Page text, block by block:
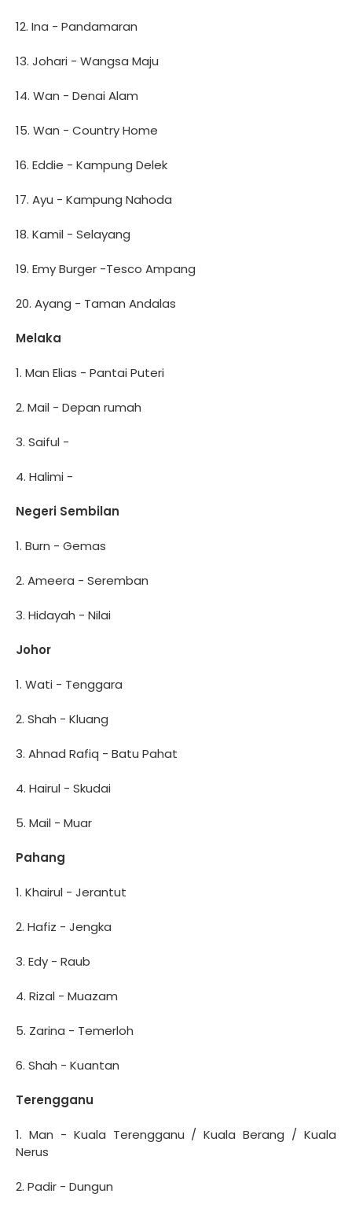
12. Ina - Pandamaran
13. Johari - Wangsa Maju
14. Wan - Denai Alam
15. Wan - Country Home
16. Eddie - Kampung Delek
17. Ayu - Kampung Nahoda
18. Kamil - Selayang
19. Emy Burger -Tesco Ampang
20. Ayang - Taman Andalas
Melaka
1. Man Elias - Pantai Puteri
2. Mail - Depan rumah
3. Saiful -
4. Halimi -
Negeri Sembilan
1. Burn - Gemas
2. Ameera - Seremban
3. Hidayah - Nilai
Johor
1. Wati - Tenggara
2. Shah - Kluang
3. Ahnad Rafiq - Batu Pahat
4. Hairul - Skudai
5. Mail - Muar
Pahang
1. Khairul - Jerantut
2. Hafiz - Jengka
3. Edy - Raub
4. Rizal - Muazam
5. Zarina - Temerloh
6. Shah - Kuantan
Terengganu
1. Man - Kuala Terengganu / Kuala Berang / Kuala
Nerus
2. Padir - Dungun